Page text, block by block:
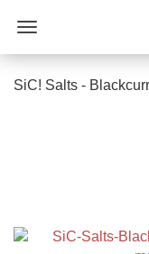
SiC! Salts -